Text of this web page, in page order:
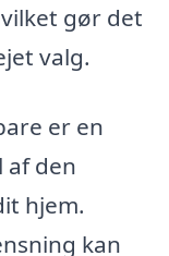
gør det
valg.
er en
af den
hjem.
kan